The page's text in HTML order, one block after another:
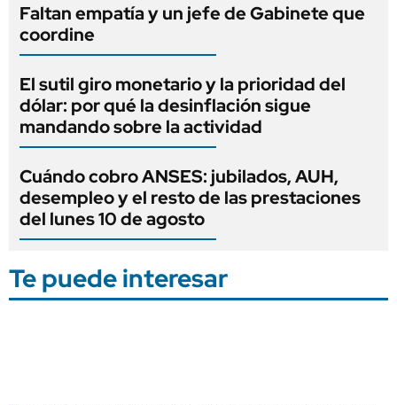
Faltan empatía y un jefe de Gabinete que
coordine
El sutil giro monetario y la prioridad del
dólar: por qué la desinflación sigue
mandando sobre la actividad
Cuándo cobro ANSES: jubilados, AUH,
desempleo y el resto de las prestaciones
del lunes 10 de agosto
Te puede interesar